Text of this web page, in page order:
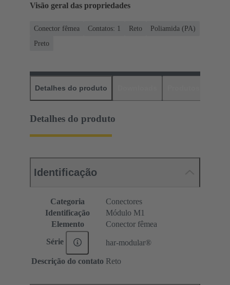
Visão geral das propriedades
Conector fêmea Contatos: 1 Reto
Poliamida (PA)
Preto
Detalhes do produto
Detalhes do produto
Identificação
Categoria
Conectores
Identificação
Módulo M1
Elemento
Conector fêmea
Série har-modular®
Descrição do contato Reto